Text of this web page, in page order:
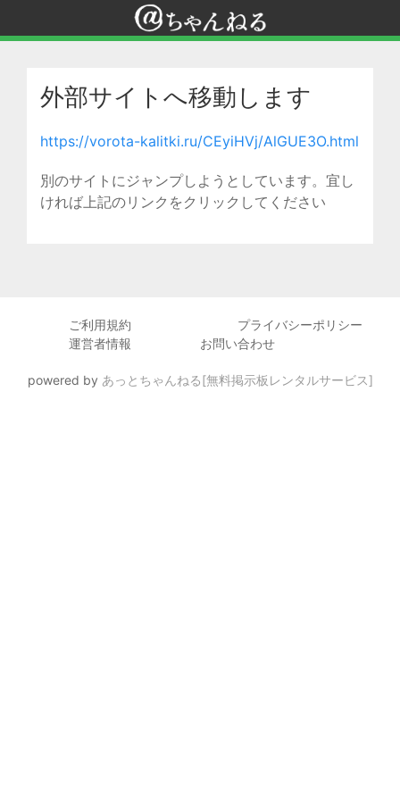
外部サイトへ移動します
https://vorota-kalitki.ru/CEyiHVj/AlGUE3O.html
別のサイトにジャンプしようとしています。宜し
ければ上記のリンクをクリックしてください
ご利用規約
プライバシーポリシー
運営者情報
お問い合わせ
powered by あっとちゃんねる[無料掲示板レンタルサービス]